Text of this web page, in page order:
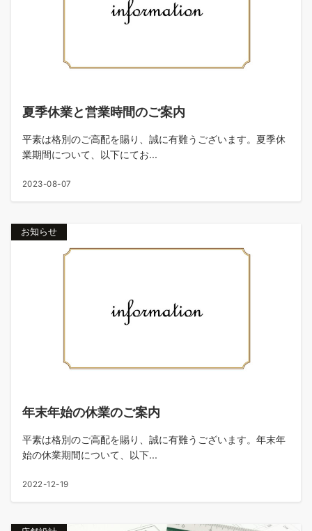
夏季休業と営業時間のご案内
平素は格別のご高配を賜り、誠に有難うございます。夏季休
業期間について、以下にてお...
2023-08-07
お知らせ
年末年始の休業のご案内
平素は格別のご高配を賜り、誠に有難うございます。年末年
始の休業期間について、以下...
2022-12-19